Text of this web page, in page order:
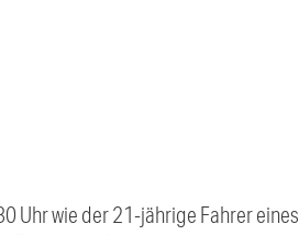
Uhr wie der 21-jährige Fahrer eines